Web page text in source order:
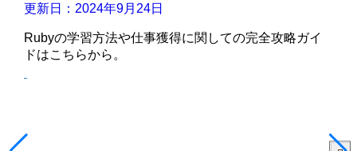
更新日：2024年9月24日
Rubyの学習方法や仕事獲得に関しての完全攻略ガイ
ドはこちらから。